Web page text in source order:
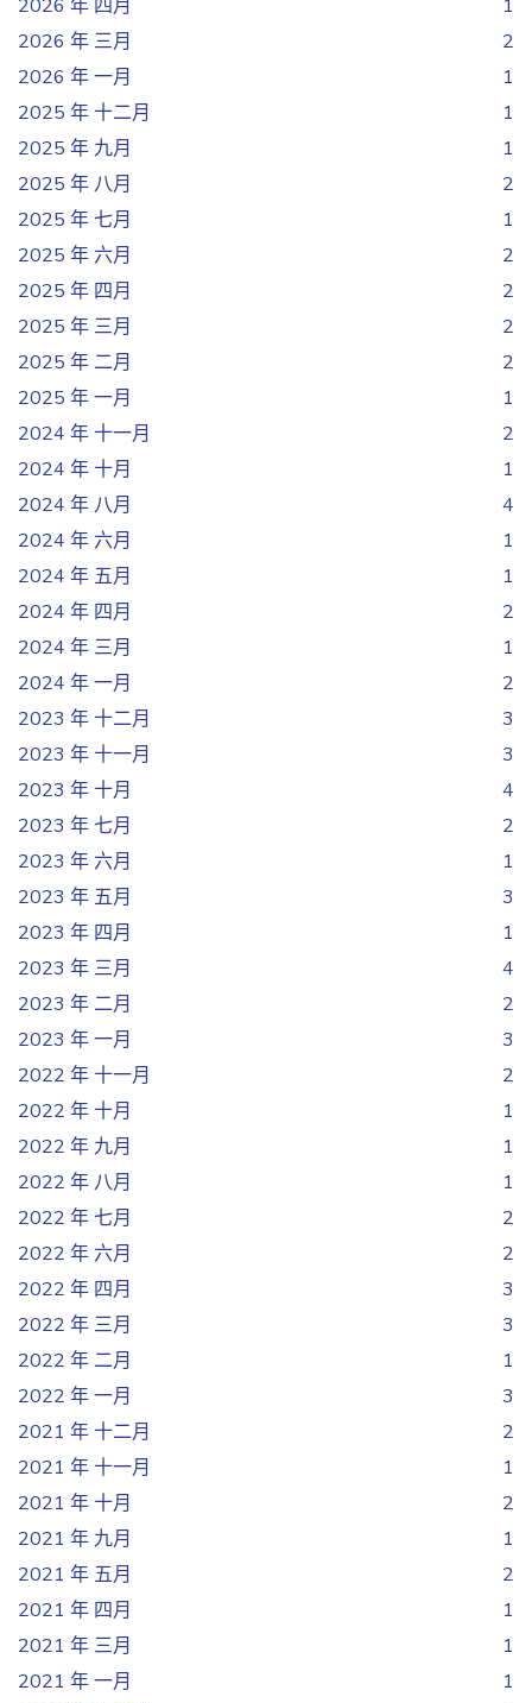
2026 年 四月
1
2026 年 三月
2
2026 年 一月
1
2025 年 十二月
1
2025 年 九月
1
2025 年 八月
2
2025 年 七月
1
2025 年 六月
2
2025 年 四月
2
2025 年 三月
2
2025 年 二月
2
2025 年 一月
1
2024 年 十一月
2
2024 年 十月
1
2024 年 八月
4
2024 年 六月
1
2024 年 五月
1
2024 年 四月
2
2024 年 三月
1
2024 年 一月
2
2023 年 十二月
3
2023 年 十一月
3
2023 年 十月
4
2023 年 七月
2
2023 年 六月
1
2023 年 五月
3
2023 年 四月
1
2023 年 三月
4
2023 年 二月
2
2023 年 一月
3
2022 年 十一月
2
2022 年 十月
1
2022 年 九月
1
2022 年 八月
1
2022 年 七月
2
2022 年 六月
2
2022 年 四月
3
2022 年 三月
3
2022 年 二月
1
2022 年 一月
3
2021 年 十二月
2
2021 年 十一月
1
2021 年 十月
2
2021 年 九月
1
2021 年 五月
2
2021 年 四月
1
2021 年 三月
1
2021 年 一月
1